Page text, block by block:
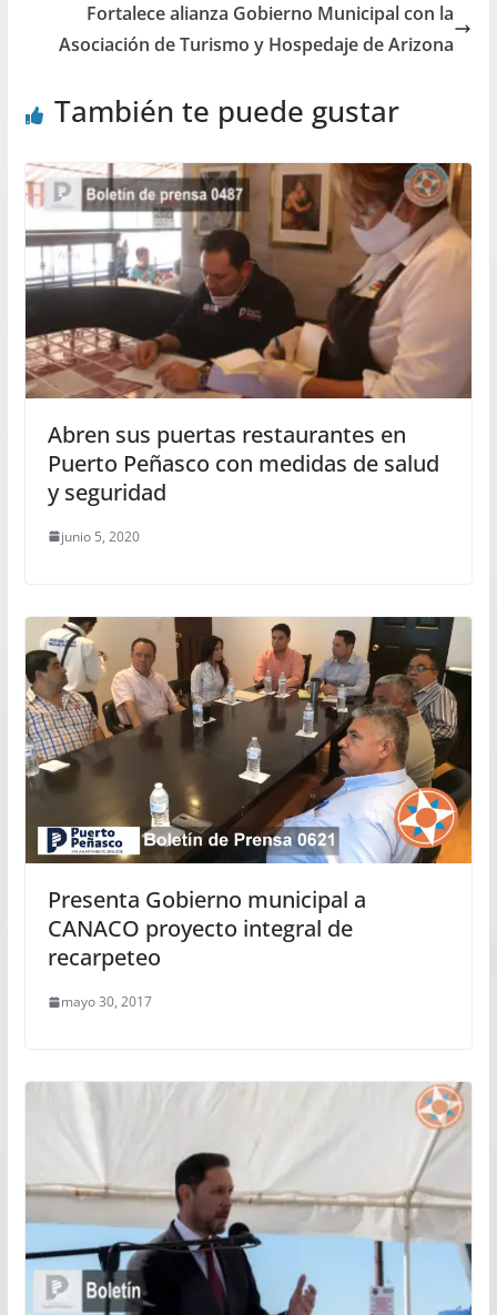
Fortalece alianza Gobierno Municipal con la
Asociación de Turismo y Hospedaje de Arizona
También te puede gustar
Abren sus puertas restaurantes en
Puerto Peñasco con medidas de salud
y seguridad
junio 5, 2020
Presenta Gobierno municipal a
CANACO proyecto integral de
recarpeteo
mayo 30, 2017